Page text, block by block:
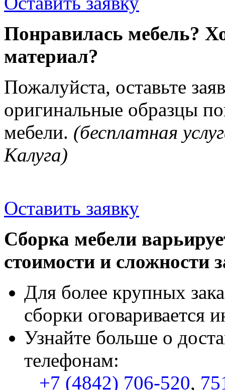
Понравилась мебель?
материал?
Пожалуйста, оставьте
оригинальные образцы
мебели. (бесплатная
Калуга)
Оставить заявку
Сборка мебели
стоимости и сложности
Для более крупных
сборки оговаривается
Узнайте больше о
телефонам:
+7 (4842) 706-520,